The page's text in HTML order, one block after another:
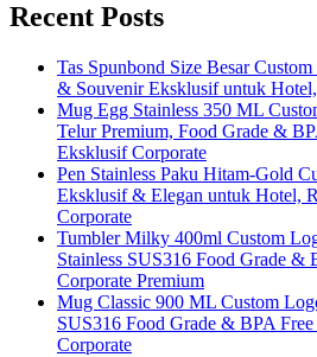
Recent Posts
Tas Spunbond Size Besar
& Souvenir Eksklusif untuk
Mug Egg Stainless 350 ML
Telur Premium, Food Grade &
Eksklusif Corporate
Pen Stainless Paku Hitam-Gold
Eksklusif & Elegan untuk Hotel,
Corporate
Tumbler Milky 400ml Custom
Stainless SUS316 Food Grade &
Corporate Premium
Mug Classic 900 ML Custom
SUS316 Food Grade & BPA
Corporate